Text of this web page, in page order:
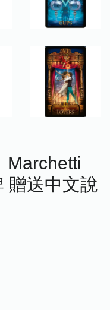
Marchetti
贈送中文說